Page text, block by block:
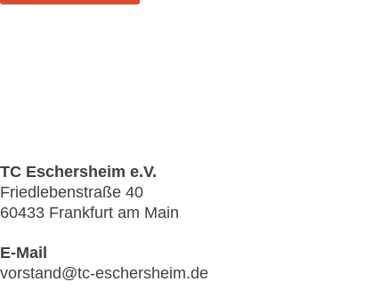
TC Eschersheim e.V.
Friedlebenstraße 40
60433 Frankfurt am Main
E-Mail
vorstand@tc-eschersheim.de